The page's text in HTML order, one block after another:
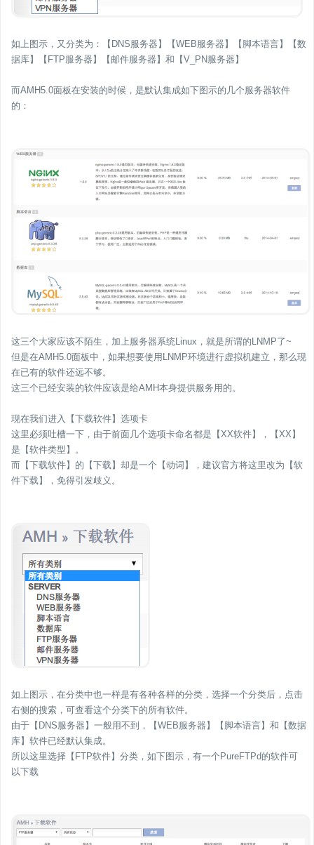
如上图示，又分类为：【DNS服务器】【WEB服务器】【脚本语言】【数
据库】【FTP服务器】【邮件服务器】和【V_PN服务器】
而AMH5.0面板在安装的时候，是默认集成如下图示的几个服务器软件
的：
这三个大家应该不陌生，加上服务器系统Linux，就是所谓的LNMP了~
但是在AMH5.0面板中，如果想要使用LNMP环境进行虚拟机建立，那么现
在已有的软件还远不够。
这三个已经安装的软件应该是给AMH本身提供服务用的。
现在我们进入【下载软件】选项卡
这里必须吐槽一下，由于前面几个选项卡命名都是【XX软件】，【XX】
是【软件类型】。
而【下载软件】的【下载】却是一个【动词】，建议官方将这里改为【软
件下载】，免得引发歧义。
如上图示，在分类中也一样是有各种各样的分类，选择一个分类后，点击
右侧的搜索，可查看这个分类下的所有软件。
由于【DNS服务器】一般用不到，【WEB服务器】【脚本语言】和【数据
库】软件已经默认集成。
所以这里选择【FTP软件】分类，如下图示，有一个PureFTPd的软件可
以下载